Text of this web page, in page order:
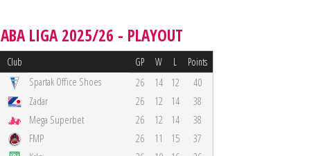
ABA LIGA 2025/26 - PLAYOUT
Club GP W L Points
Spartak Office Shoes 26 14 12
40
Zadar 26 12 14
38
Mega Superbet 26 12 14
38
FMP 26 11 15
37